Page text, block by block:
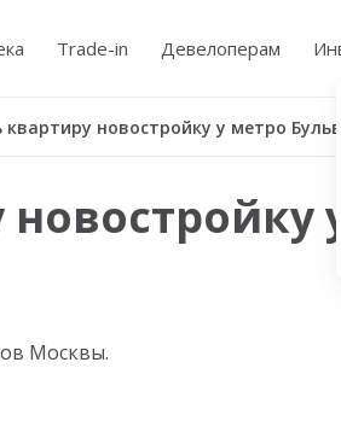
Trade-in Девелоперам
Москвы.